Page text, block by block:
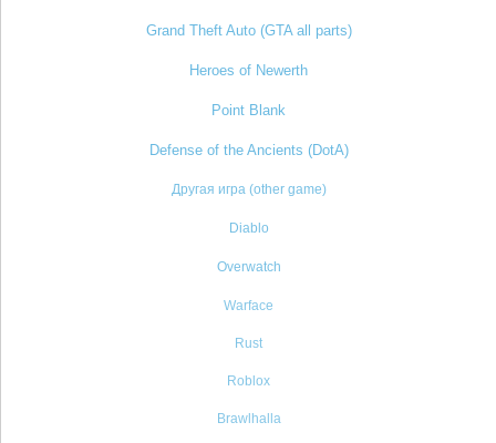
Grand Theft Auto (GTA all parts)
Heroes of Newerth
Point Blank
Defense of the Ancients (DotA)
Другая игра (other game)
Diablo
Overwatch
Warface
Rust
Roblox
Brawlhalla